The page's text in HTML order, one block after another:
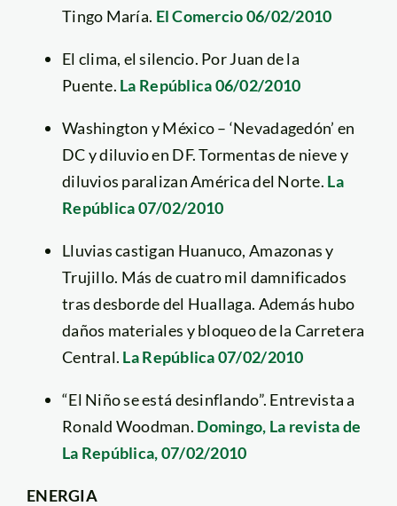
Tingo María. El Comercio 06/02/2010
El clima, el silencio. Por Juan de la
Puente. La República 06/02/2010
Washington y México – ‘Nevadagedón’ en
DC y diluvio en DF. Tormentas de nieve y
diluvios paralizan América del Norte. La
República 07/02/2010
Lluvias castigan Huanuco, Amazonas y
Trujillo. Más de cuatro mil damnificados
tras desborde del Huallaga. Además hubo
daños materiales y bloqueo de la Carretera
Central. La República 07/02/2010
“El Niño se está desinflando”. Entrevista a
Ronald Woodman. Domingo, La revista de
La República, 07/02/2010
ENERGIA